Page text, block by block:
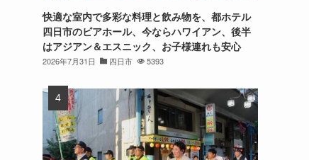
快適な室内で多彩な料理と飲み物を、都ホテル
四日市のビアホール、今ならハワイアン、後半
はアジアン＆エスニック、お子様連れも安心
2026年7月31日 四日市 5393